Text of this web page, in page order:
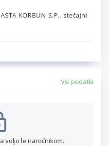
Vsi podatki
voljo le naročnikom.